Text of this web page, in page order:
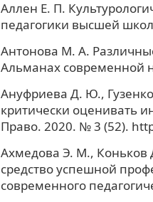
Аллен Е. П.
педагогики высшей
Антонова М. А.
Альманах современной
Ануфриева Д. Ю.,
критически оценивать
Право. 2020. № 3 (52).
Ахмедова Э. М., Коньков
средство успешной
современного